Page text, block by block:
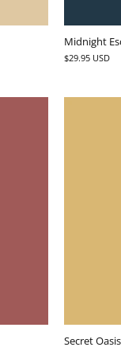
Midnight
$29.95 USD
Secret